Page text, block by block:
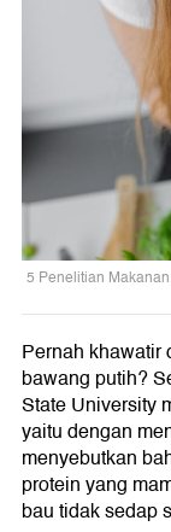
5 Penelitian
Pernah khawatir
bawang putih?
State University
yaitu dengan
menyebutkan
protein yang
bau tidak sedap